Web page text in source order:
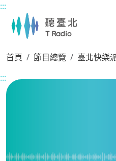
主要內容區塊
:::
首頁 節目總覽 臺北快樂
:::